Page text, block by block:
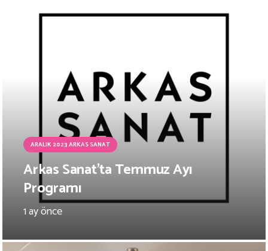
ARALIK 2023 ARKAS SANAT
Arkas Sanat’ta Temmuz Ayı
Programı
1 ay önce